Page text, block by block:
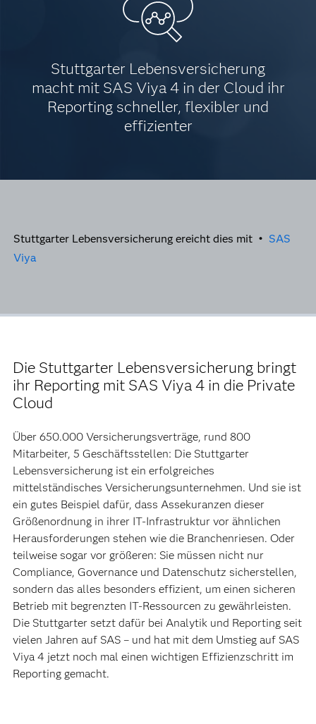
Stuttgarter Lebensversicherung
macht mit SAS Viya 4 in der Cloud ihr
Reporting schneller, flexibler und
effizienter
Stuttgarter Lebensversicherung ereicht dies mit • SAS
Viya
Die Stuttgarter Lebensversicherung bringt
ihr Reporting mit SAS Viya 4 in die Private
Cloud
Über 650.000 Versicherungsverträge, rund 800
Mitarbeiter, 5 Geschäftsstellen: Die Stuttgarter
Lebensversicherung ist ein erfolgreiches
mittelständisches Versicherungsunternehmen. Und sie ist
ein gutes Beispiel dafür, dass Assekuranzen dieser
Größenordnung in ihrer IT-Infrastruktur vor ähnlichen
Herausforderungen stehen wie die Branchenriesen. Oder
teilweise sogar vor größeren: Sie müssen nicht nur
Compliance, Governance und Datenschutz sicherstellen,
sondern das alles besonders effizient, um einen sicheren
Betrieb mit begrenzten IT-Ressourcen zu gewährleisten.
Die Stuttgarter setzt dafür bei Analytik und Reporting seit
vielen Jahren auf SAS – und hat mit dem Umstieg auf SAS
Viya 4 jetzt noch mal einen wichtigen Effizienzschritt im
Reporting gemacht.